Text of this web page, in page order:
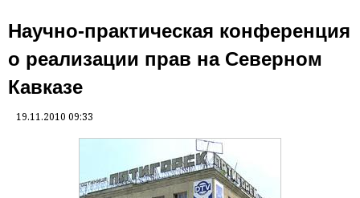
Научно-практическая конференция
о реализации прав на Северном
Кавказе
19.11.2010 09:33